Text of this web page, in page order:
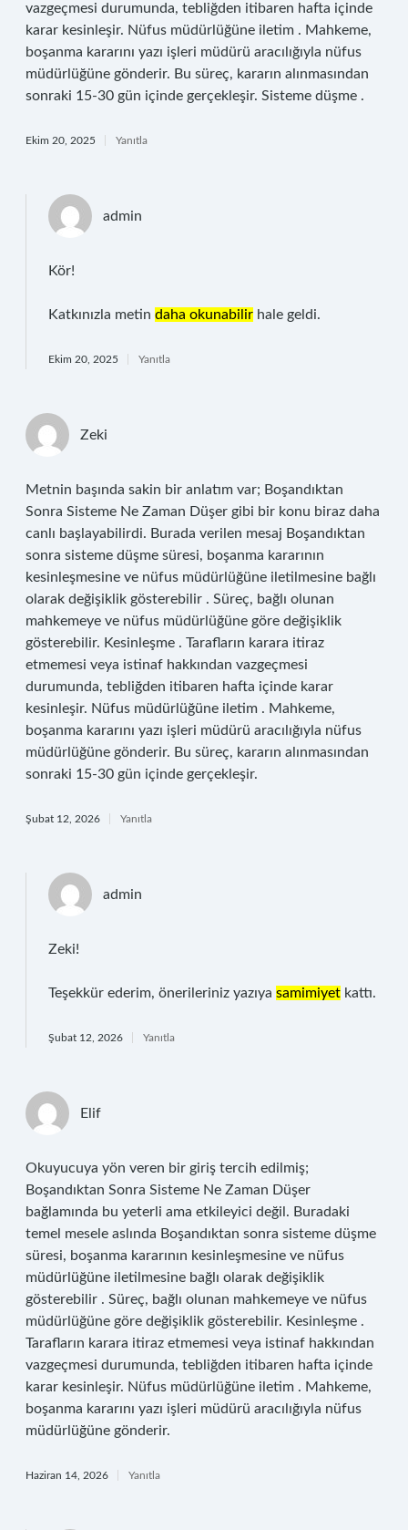
vazgeçmesi durumunda, tebliğden itibaren hafta içinde
karar kesinleşir. Nüfus müdürlüğüne iletim . Mahkeme,
boşanma kararını yazı işleri müdürü aracılığıyla nüfus
müdürlüğüne gönderir. Bu süreç, kararın alınmasından
sonraki 15-30 gün içinde gerçekleşir. Sisteme düşme .
Ekim 20, 2025 Yanıtla
admin
Kör!
Katkınızla metin daha okunabilir hale geldi.
Ekim 20, 2025 Yanıtla
Zeki
Metnin başında sakin bir anlatım var; Boşandıktan
Sonra Sisteme Ne Zaman Düşer gibi bir konu biraz daha
canlı başlayabilirdi. Burada verilen mesaj Boşandıktan
sonra sisteme düşme süresi, boşanma kararının
kesinleşmesine ve nüfus müdürlüğüne iletilmesine bağlı
olarak değişiklik gösterebilir . Süreç, bağlı olunan
mahkemeye ve nüfus müdürlüğüne göre değişiklik
gösterebilir. Kesinleşme . Tarafların karara itiraz
etmemesi veya istinaf hakkından vazgeçmesi
durumunda, tebliğden itibaren hafta içinde karar
kesinleşir. Nüfus müdürlüğüne iletim . Mahkeme,
boşanma kararını yazı işleri müdürü aracılığıyla nüfus
müdürlüğüne gönderir. Bu süreç, kararın alınmasından
sonraki 15-30 gün içinde gerçekleşir.
Şubat 12, 2026 Yanıtla
admin
Zeki!
Teşekkür ederim, önerileriniz yazıya samimiyet kattı.
Şubat 12, 2026 Yanıtla
Elif
Okuyucuya yön veren bir giriş tercih edilmiş;
Boşandıktan Sonra Sisteme Ne Zaman Düşer
bağlamında bu yeterli ama etkileyici değil. Buradaki
temel mesele aslında Boşandıktan sonra sisteme düşme
süresi, boşanma kararının kesinleşmesine ve nüfus
müdürlüğüne iletilmesine bağlı olarak değişiklik
gösterebilir . Süreç, bağlı olunan mahkemeye ve nüfus
müdürlüğüne göre değişiklik gösterebilir. Kesinleşme .
Tarafların karara itiraz etmemesi veya istinaf hakkından
vazgeçmesi durumunda, tebliğden itibaren hafta içinde
karar kesinleşir. Nüfus müdürlüğüne iletim . Mahkeme,
boşanma kararını yazı işleri müdürü aracılığıyla nüfus
müdürlüğüne gönderir.
Haziran 14, 2026 Yanıtla